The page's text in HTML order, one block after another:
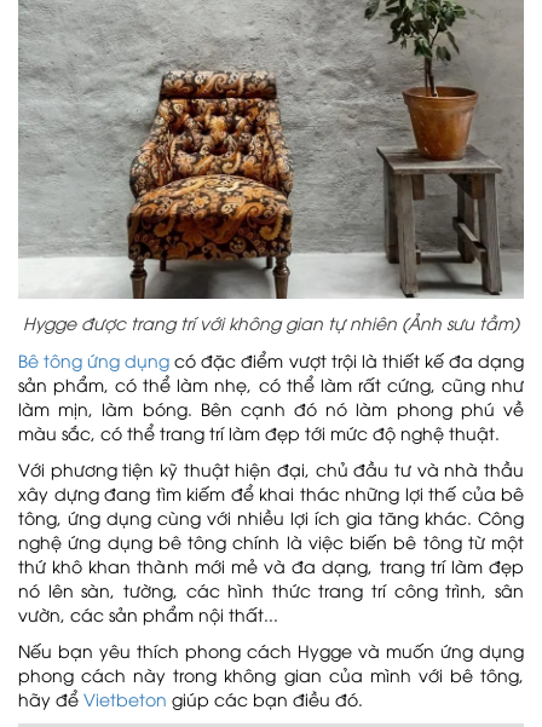
Hygge được trang trí với không gian tự nhiên (Ảnh sưu tầm)
Bê tông ứng dụng có đặc điểm vượt trội là thiết kế đa dạng
sản phẩm, có thể làm nhẹ, có thể làm rất cứng, cũng như
làm mịn, làm bóng. Bên cạnh đó nó làm phong phú về
màu sắc, có thể trang trí làm đẹp tới mức độ nghệ thuật.
Với phương tiện kỹ thuật hiện đại, chủ đầu tư và nhà thầu
xây dựng đang tìm kiếm để khai thác những lợi thế của bê
tông, ứng dụng cùng với nhiều lợi ích gia tăng khác. Công
nghệ ứng dụng bê tông chính là việc biến bê tông từ một
thứ khô khan thành mới mẻ và đa dạng, trang trí làm đẹp
nó lên sàn, tường, các hình thức trang trí công trình, sân
vườn, các sản phẩm nội thất...
Nếu bạn yêu thích phong cách Hygge và muốn ứng dụng
phong cách này trong không gian của mình với bê tông,
hãy để Vietbeton giúp các bạn điều đó.
Dự án Bệnh viện Đa khoa Hồng Ngọc –
Phúc Trường Minh
Dự án Tiến Bộ Plaza
Dự án Nhà máy Chính xác M&K Việt
Nam
Dự án Namia River Retreat
Dự án Đảo Khê Cốc Tràng An
So sánh bê tông áp khuôn với gạch tự
chèn và đá tự nhiên
Cách chống nứt và loang màu bê tông
áp khuôn khi thi công nắng nóng